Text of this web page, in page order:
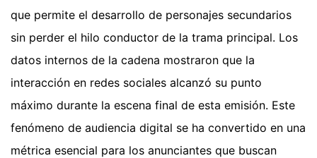
que permite el desarrollo de personajes secundarios
sin perder el hilo conductor de la trama principal. Los
datos internos de la cadena mostraron que la
interacción en redes sociales alcanzó su punto
máximo durante la escena final de esta emisión. Este
fenómeno de audiencia digital se ha convertido en una
métrica esencial para los anunciantes que buscan